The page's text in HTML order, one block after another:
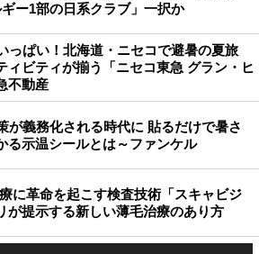
ー1部の日系クラブ」一択か
っぱい！北海道・ニセコで避暑の夏旅
ィビティが揃う「ニセコ東急 グラン・ヒ
不動産
が義務化される時代に 貼るだけで暑さ
る示温シールとは～ファンケル
に革命を起こす検査技術「スキャビジ
が提示する新しい薄毛治療のあり方